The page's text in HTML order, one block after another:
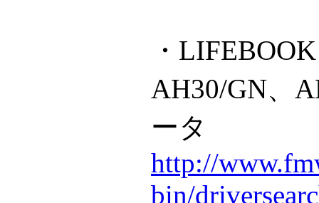
・
AH30/GN、
ータ
http://
bin/